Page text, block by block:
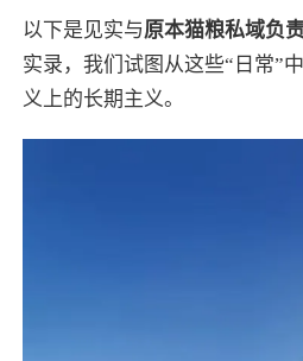
以下是见实与原本猫粮私域负
实录，我们试图从这些“日常”
义上的长期主义。